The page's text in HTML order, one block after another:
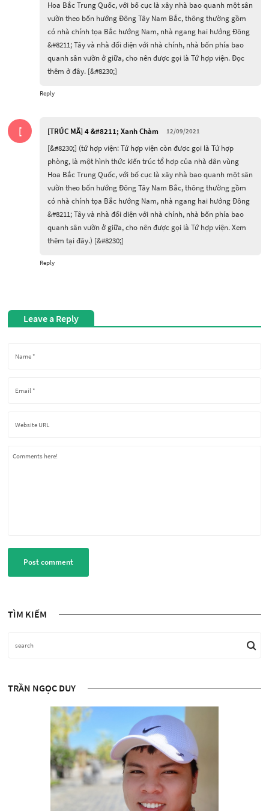
Hoa Bắc Trung Quốc, với bố cục là xây nhà bao quanh một sân
vườn theo bốn hướng Đông Tây Nam Bắc, thông thường gồm
có nhà chính tọa Bắc hướng Nam, nhà ngang hai hướng Đông
&#8211; Tây và nhà đối diện với nhà chính, nhà bốn phía bao
quanh sân vườn ở giữa, cho nên được gọi là Tứ hợp viện. Đọc
thêm ở đây. [&#8230;]
Reply
[ [TRÚC MÃ] 4 &#8211; Xanh Chàm 12/09/2021
[&#8230;] (tứ hợp viện: Tứ hợp viện còn được gọi là Tứ hợp
phòng, là một hình thức kiến trúc tổ hợp của nhà dân vùng
Hoa Bắc Trung Quốc, với bố cục là xây nhà bao quanh một sân
vườn theo bốn hướng Đông Tây Nam Bắc, thông thường gồm
có nhà chính tọa Bắc hướng Nam, nhà ngang hai hướng Đông
&#8211; Tây và nhà đối diện với nhà chính, nhà bốn phía bao
quanh sân vườn ở giữa, cho nên được gọi là Tứ hợp viện. Xem
thêm tại đây.) [&#8230;]
Reply
Leave a Reply
Comments here!
Post comment
TÌM KIẾM
TRẦN NGỌC DUY